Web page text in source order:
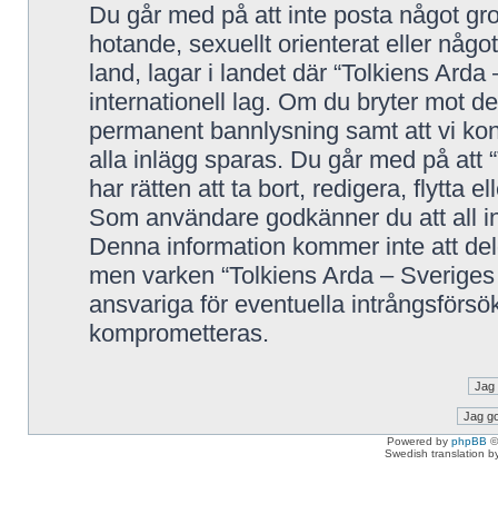
Du går med på att inte posta något
hotande, sexuellt orienterat eller
land, lagar i landet där “Tolkiens
internationell lag. Om du bryter mot
permanent bannlysning samt att vi
alla inlägg sparas. Du går med på att
har rätten att ta bort, redigera, flytta
Som användare godkänner du att all
Denna information kommer inte att
men varken “Tolkiens Arda –
ansvariga för eventuella
komprometteras.
Powered by phpBB
Swedish translation